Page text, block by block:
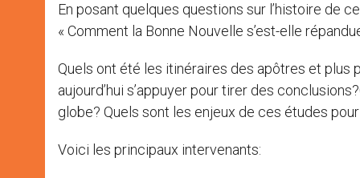
En posant quelques questions sur l’histoire de
« Comment la Bonne Nouvelle s’est-elle
Quels ont été les itinéraires des apôtres et plus
aujourd’hui s’appuyer pour tirer des
globe? Quels sont les enjeux de ces études
Voici les principaux intervenants: